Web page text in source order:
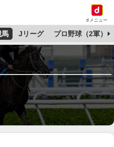
dメニュー
馬 Jリーグ プロ野球（2軍）